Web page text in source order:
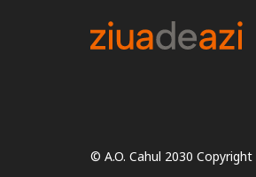
© A.O. Cahul 2030 Copyright